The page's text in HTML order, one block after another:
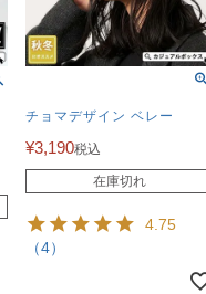
チョマデザイン ベレー
¥3,190税込
在庫切れ
4.75
（4）